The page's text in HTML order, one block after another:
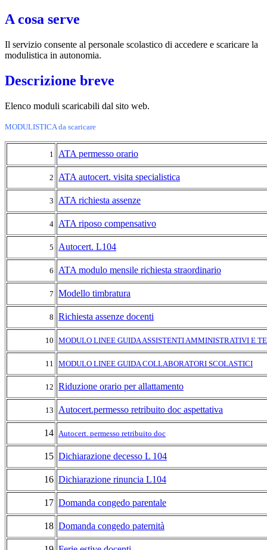
A cosa serve
Il servizio consente al personale scolastico di accedere e scaricare la
modulistica in autonomia.
Descrizione breve
Elenco moduli scaricabili dal sito web.
MODULISTICA da scaricare
1 ATA permesso orario
2 ATA autocert. visita specialistica
3 ATA richiesta assenze
4 ATA riposo compensativo
5 Autocert. L104
6 ATA modulo mensile richiesta straordinario
7 Modello timbratura
8 Richiesta assenze docenti
10 MODULO LINEE GUIDA ASSISTENTI AMMINISTRATIVI E
11 MODULO LINEE GUIDA COLLABORATORI SCOLASTICI
12 Riduzione orario per allattamento
13 Autocert.permesso retribuito doc aspettativa
14 Autocert. permesso retribuito doc
15 Dichiarazione decesso L 104
16 Dichiarazione rinuncia L104
17 Domanda congedo parentale
18 Domanda congedo paternità